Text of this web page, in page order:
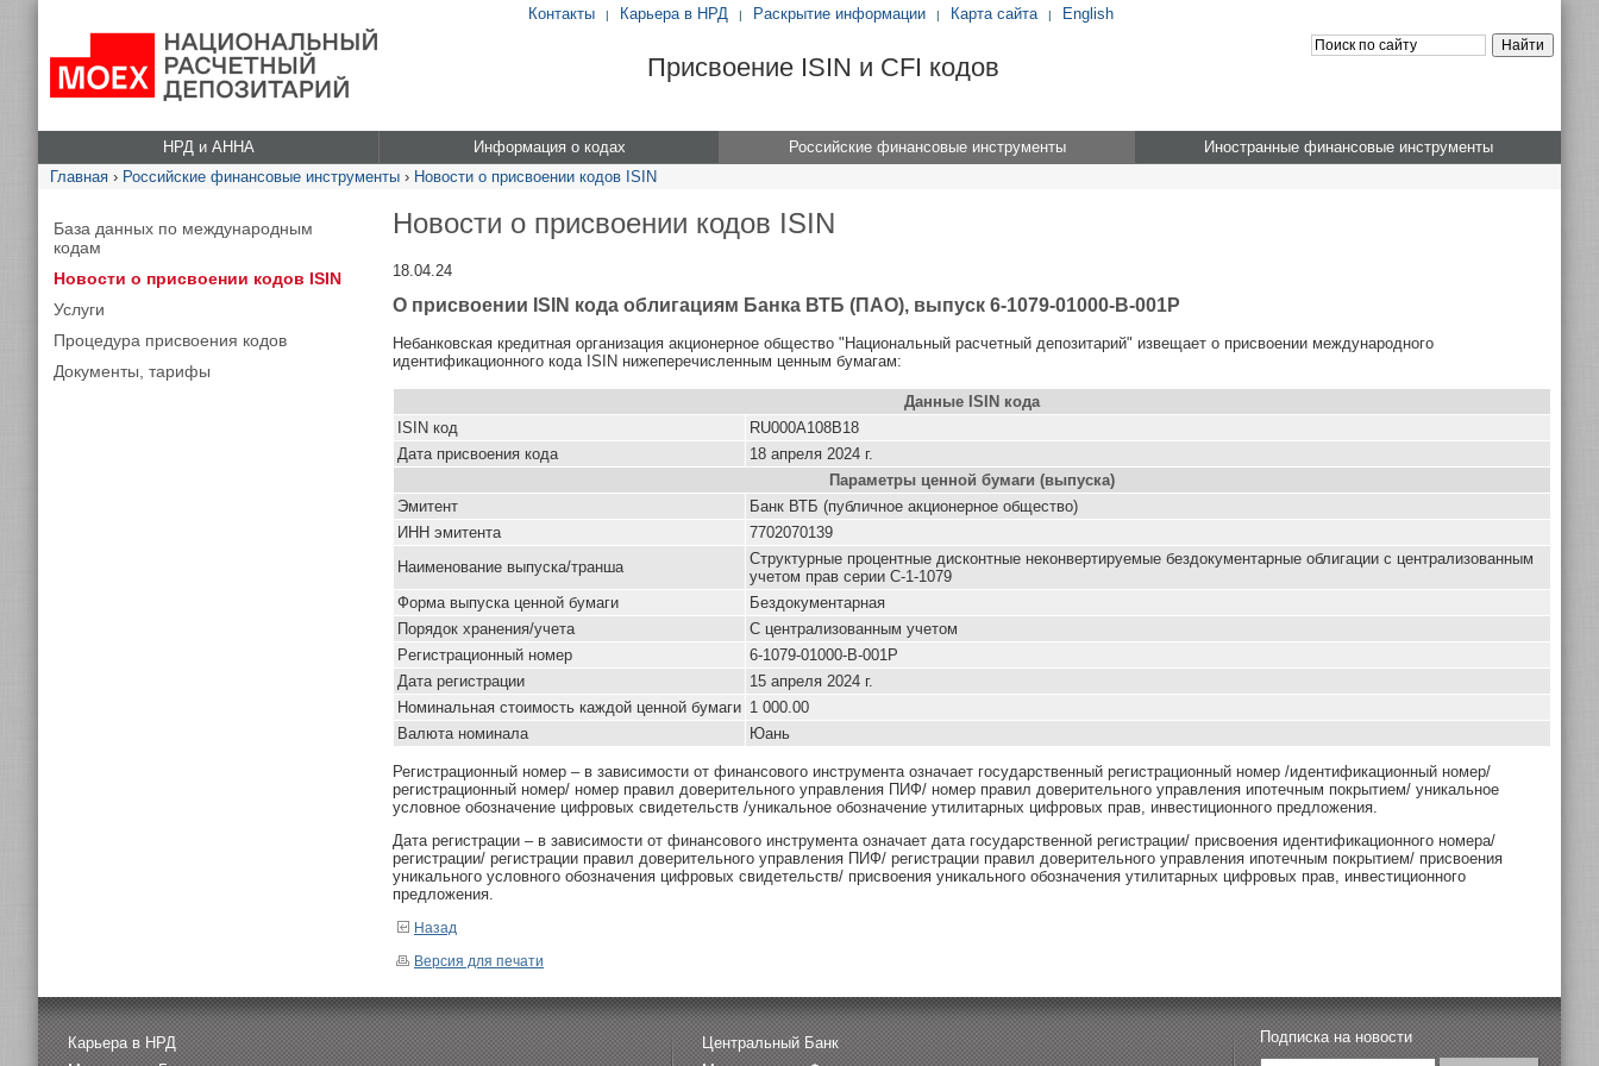
Контакты | Карьера в НРД | Раскрытие информации | Карта сайта | English
Присвоение ISIN и CFI кодов
НРД и АННА Информация о кодах Российские финансовые инструменты
Иностранные финансовые инструменты
Главная › Российские финансовые инструменты › Новости о присвоении кодов ISIN
База данных по международным
кодам
Новости о присвоении кодов ISIN
Услуги
Процедура присвоения кодов
Документы, тарифы
Новости о присвоении кодов ISIN
18.04.24
О присвоении ISIN кода облигациям Банка ВТБ (ПАО), выпуск 6-1079-01000-B-001P
Небанковская кредитная организация акционерное общество "Национальный расчетный депозитарий" извещает о присвоении международного
идентификационного кода ISIN нижеперечисленным ценным бумагам:
Данные ISIN кода
ISIN код
RU000A108B18
Дата присвоения кода
18 апреля 2024 г.
Параметры ценной бумаги (выпуска)
Эмитент
Банк ВТБ (публичное акционерное общество)
ИНН эмитента
7702070139
Наименование выпуска/транша
Cтруктурные процентные дисконтные неконвертируемые бездокументарные облигации с централизованным
учетом прав серии C-1-1079
Форма выпуска ценной бумаги
Бездокументарная
Порядок хранения/учета
С централизованным учетом
Pегистрационный номер
6-1079-01000-B-001P
Дата регистрации
15 апреля 2024 г.
Номинальная стоимость каждой ценной бумаги 1 000.00
Валюта номинала
Юань
Регистрационный номер – в зависимости от финансового инструмента означает государственный регистрационный номер /идентификационный номер/
регистрационный номер/ номер правил доверительного управления ПИФ/ номер правил доверительного управления ипотечным покрытием/ уникальное
условное обозначение цифровых свидетельств /уникальное обозначение утилитарных цифровых прав, инвестиционного предложения.
Дата регистрации – в зависимости от финансового инструмента означает дата государственной регистрации/ присвоения идентификационного номера/
регистрации/ регистрации правил доверительного управления ПИФ/ регистрации правил доверительного управления ипотечным покрытием/ присвоения
уникального условного обозначения цифровых свидетельств/ присвоения уникального обозначения утилитарных цифровых прав, инвестиционного
предложения.
Назад
Версия для печати
Карьера в НРД
Центральный Банк
Подписка на новости